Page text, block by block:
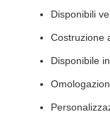
Disponibili
Costruzione
Disponibile